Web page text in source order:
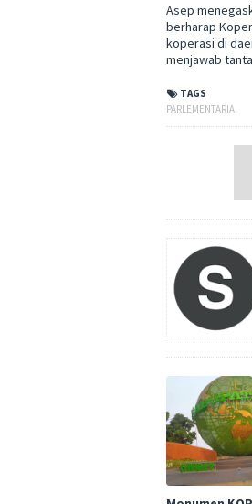
Asep
berharap
koperasi di
menjawab
TAGS
PARLEMENTARIA